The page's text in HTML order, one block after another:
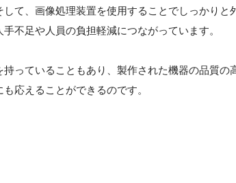
て、画像処理装置を使用することでしっかりと
不足や人員の負担軽減につながっています。
っていることもあり、製作された機器の品質の
応えることができるのです。